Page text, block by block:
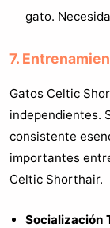
gato.
7.
Gatos Celtic
independientes.
consistente
importantes
Celtic Shorthair.
Socialización